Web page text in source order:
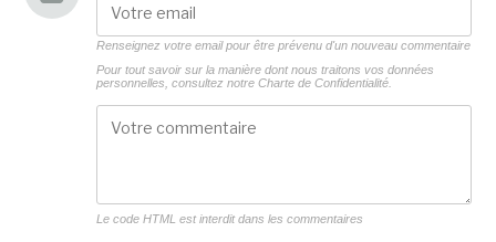
Renseignez votre email pour être prévenu d'un nouveau commentaire
Pour tout savoir sur la manière dont nous traitons vos données
personnelles, consultez notre Charte de Confidentialité.
Le code HTML est interdit dans les commentaires